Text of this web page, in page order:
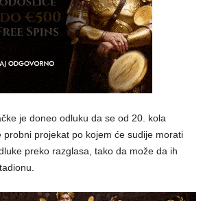
je doneo odluku da se od 20. kola
probni projekat po kojem će sudije morati
preko razglasa, tako da može da ih